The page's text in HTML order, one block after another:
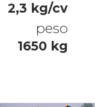
2,3 kg/cv
peso
1650 kg